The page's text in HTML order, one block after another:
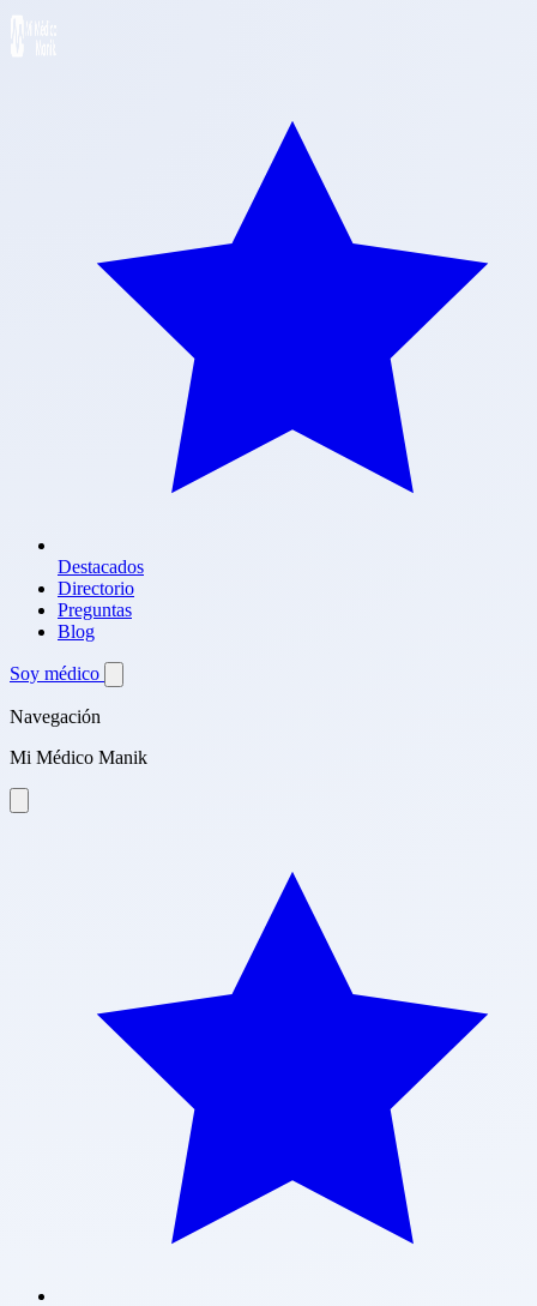
Destacados
Directorio
Preguntas
Blog
Soy médico
Navegación
Mi Médico Manik